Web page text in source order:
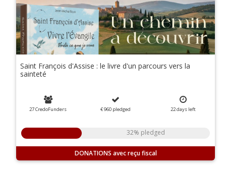
Saint François d'Assise : le livre d'un parcours vers la
sainteté
27 CredoFunders € 960 pledged 22daysleft
32% pledged
DONATIONS